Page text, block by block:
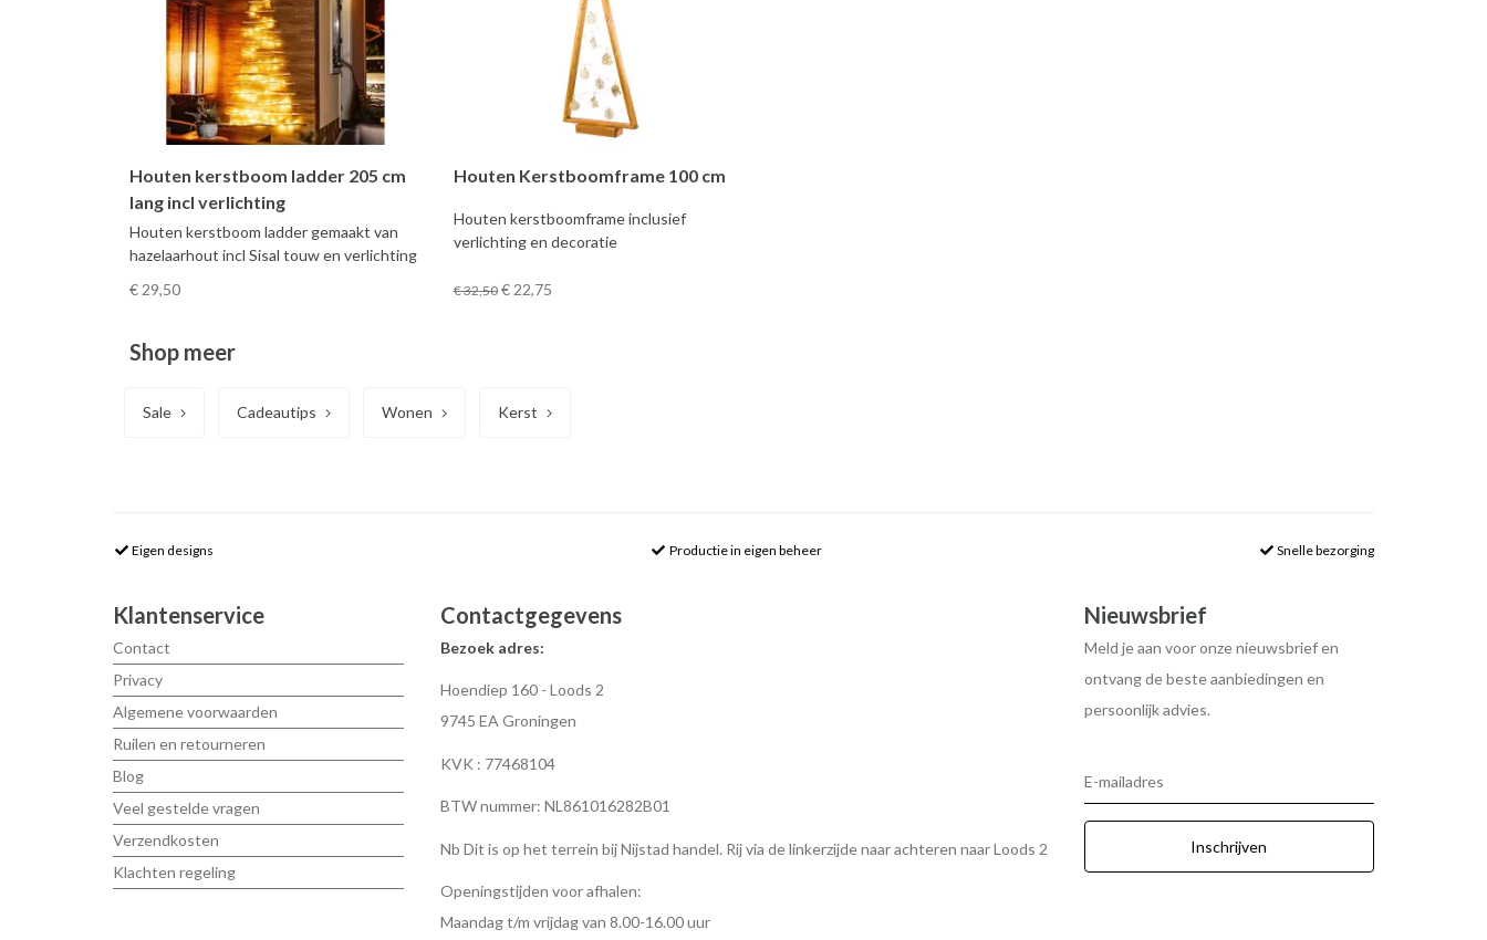
Houten kerstboom ladder 205 cm
lang incl verlichting
Houten kerstboom ladder gemaakt van
hazelaarhout incl Sisal touw en verlichting
€ 29,50
Houten Kerstboomframe 100 cm
Houten kerstboomframe inclusief
verlichting en decoratie
€ 32,50€ 22,75
Shop meer
Sale Cadeautips Wonen Kerst
Eigen designs Productie in eigen beheer Snelle bezorging
Klantenservice
Contact
Privacy
Algemene voorwaarden
Ruilen en retourneren
Blog
Veel gestelde vragen
Verzendkosten
Klachten regeling
Contactgegevens
Bezoek adres:
Hoendiep 160 - Loods 2
9745 EA Groningen
KVK : 77468104
BTW nummer: NL861016282B01
Nb Dit is op het terrein bij Nijstad handel. Rij via de linkerzijde naar achteren naar Loods 2
Openingstijden voor afhalen:
Maandag t/m vrijdag van 8.00-16.00 uur
Nieuwsbrief
Meld je aan voor onze nieuwsbrief en
ontvang de beste aanbiedingen en
persoonlijk advies.
E-mailadres
Inschrijven